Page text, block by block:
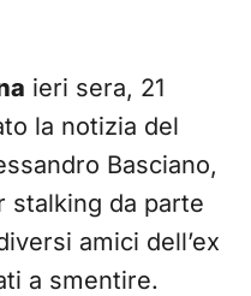
ieri sera, 21
la notizia del
Basciano,
stalking da parte
amici dell’ex
a smentire.